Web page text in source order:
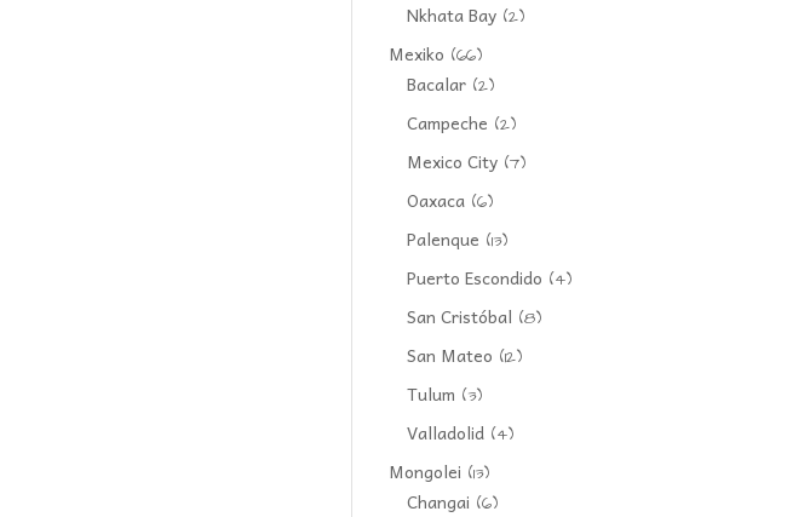
Nkhata Bay (2)
Mexiko (66)
Bacalar (2)
Campeche (2)
Mexico City (7)
Oaxaca (6)
Palenque (13)
Puerto Escondido (4)
San Cristóbal (8)
San Mateo (12)
Tulum (3)
Valladolid (4)
Mongolei (13)
Changai (6)